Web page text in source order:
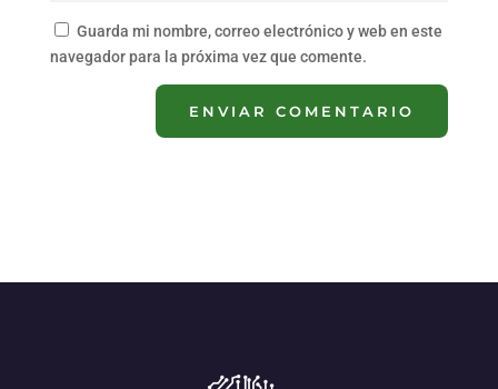
Guarda mi nombre, correo electrónico y web en este
navegador para la próxima vez que comente.
ENVIAR COMENTARIO